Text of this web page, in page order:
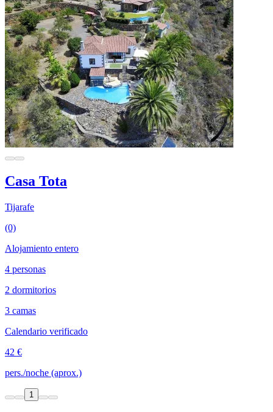
Casa Tota
Tijarafe
(0)
Alojamiento entero
4 personas
2 dormitorios
3 camas
Calendario verificado
42 €
pers./noche (aprox.)
1